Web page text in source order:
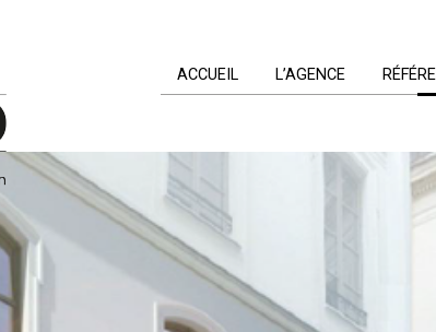
ACCUEIL L’AGENCE